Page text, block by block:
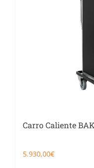
Carro Caliente
5.930,00€